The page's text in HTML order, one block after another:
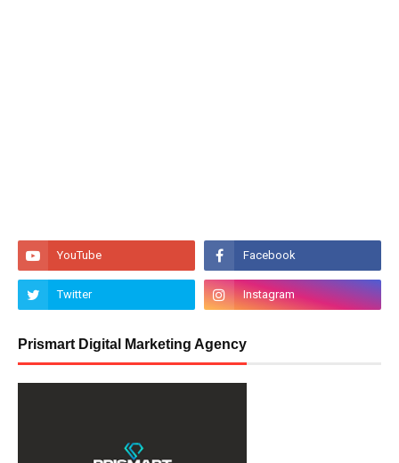
Prismart Digital Marketing Agency